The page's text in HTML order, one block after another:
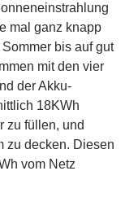
mal ganz knapp
bis auf gut
mit den vier
der Akku-
18KWh
zu füllen, und
zu decken. Diesen
vom Netz